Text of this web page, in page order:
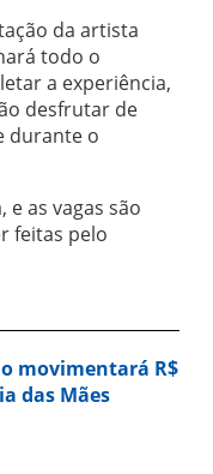
da artista
todo o
a experiência,
desfrutar de
durante o
e as vagas são
feitas pelo
movimentará R$
das Mães